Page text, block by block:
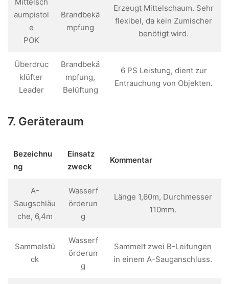
aumpistol
e
POK
Brandbekä
mpfung
Erzeugt Mittelschaum. Sehr
flexibel, da kein Zumischer
benötigt wird.
Überdruc
klüfter
Leader
Brandbekä
mpfung,
Belüftung
6 PS Leistung, dient zur
Entrauchung von Objekten.
7. Geräteraum
Bezeichnu
ng
Einsatz
zweck
Kommentar
A-
Saugschläu
che, 6,4m
Wasserf
örderun
g
Länge 1,60m, Durchmesser
110mm.
Sammelstü
ck
Wasserf
örderun
g
Sammelt zwei B-Leitungen
in einem A-Sauganschluss.